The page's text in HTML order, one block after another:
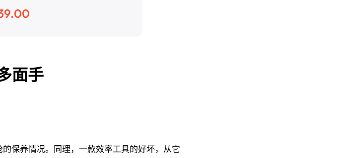
面手
保养情况。同理，一款效率工具的好坏，从它